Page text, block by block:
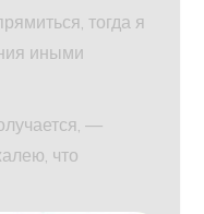
тогда я
иными
—
что